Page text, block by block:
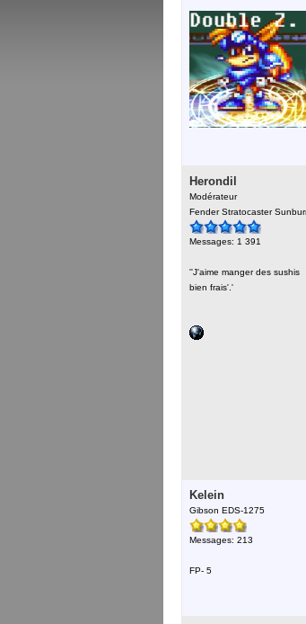
Herondil
Modérateur
Fender Stratocaster
Messages: 1 391
''J'aime manger des sushis
bien frais'.'
Kelein
Gibson EDS-1275
Messages: 213
FP- 5